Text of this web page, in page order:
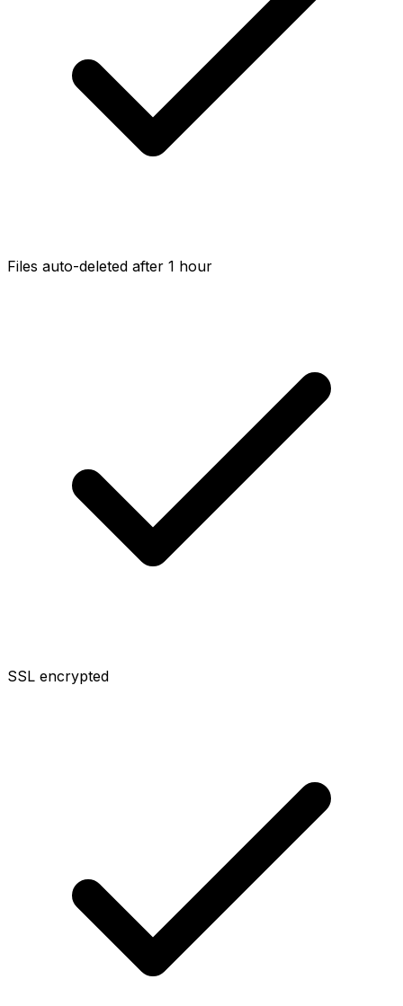
Files auto-deleted after 1 hour
SSL encrypted